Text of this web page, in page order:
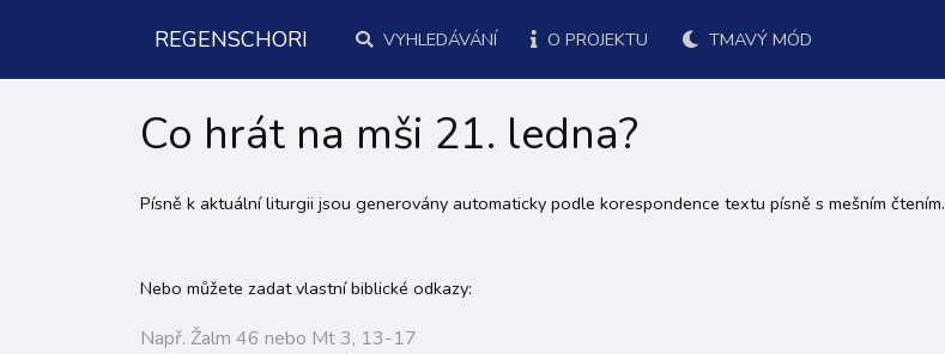
REGENSCHORI VYHLEDÁVÁNÍ O PROJEKTU TMAVÝ MÓD
Co hrát na mši 21. ledna?
Písně k aktuální liturgii jsou generovány automaticky podle korespondence textu písně s mešním čtením.
Nebo můžete zadat vlastní biblické odkazy: